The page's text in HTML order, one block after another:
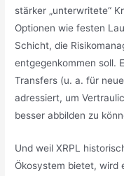
stärker „unterwritete“
Optionen wie festen
Schicht, die
entgegenkommen soll.
Transfers (u. a. für
adressiert, um
besser abbilden zu
Und weil XRPL
Ökosystem bietet, wird